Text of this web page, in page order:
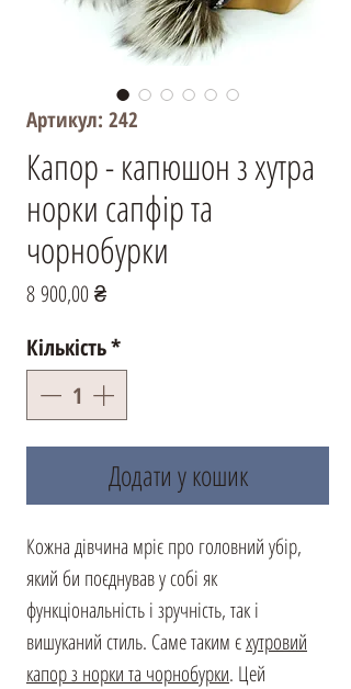
Артикул: 242
Капор - капюшон з хутра
норки сапфір та
чорнобурки
8 900,00 ₴Ціна
Кількість*
Додати у кошик
Кожна дівчина мріє про головний убір,
який би поєднував у собі як
функціональність і зручність, так і
вишуканий стиль. Саме таким єхутровий
капор з норки та чорнобурки. Цей